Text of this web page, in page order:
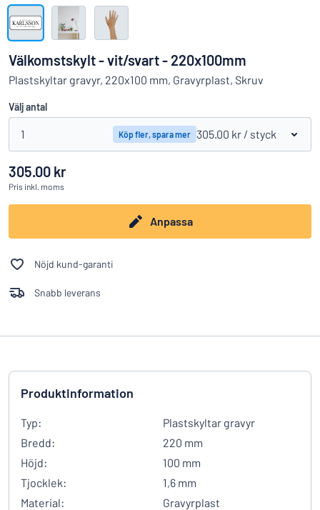
Hittar du inte det du söker? Börja designa din skylt
Visa alla kategorier
Logga
in
Kundservice
Privatperson Företag
Välkomstskylt - vit/svart - 220x100mm
Plastskyltar gravyr, 220x100 mm, Gravyrplast, Skruv
Välj antal
1 Köp fler, spara mer 305.00 kr / styck
305.00 kr
Pris inkl. moms
Anpassa
Nöjd kund-garanti
Snabb leverans
Produktinformation
Typ:
Plastskyltar gravyr
Bredd:
220 mm
Höjd:
100 mm
Tjocklek:
1,6 mm
Material:
Gravyrplast